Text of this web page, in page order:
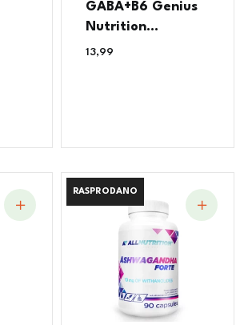
GABA+B6 Genius
Nutrition...
13,99
RASPRODANO
RASPRODANO